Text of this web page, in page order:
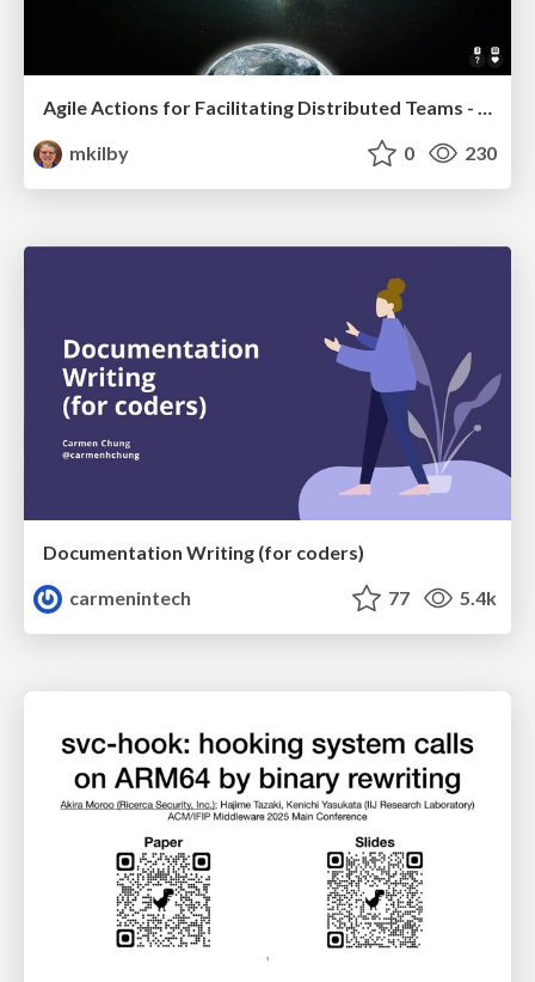
Agile Actions for Facilitating Distributed Teams - ADO2019
mkilby
0 230
Documentation Writing (for coders)
carmenintech
77 5.4k